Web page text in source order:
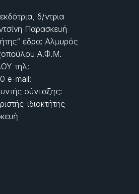
δ/ντρια
Παρασκευή
έδρα: Αλμυρός
Α.Φ.Μ.
τηλ:
e-mail:
σύνταξης:
ιδιοκτήτης